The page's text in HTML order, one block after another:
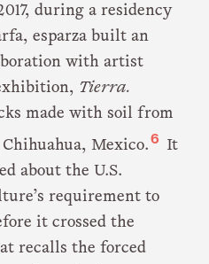
during a residency
esparza built an
with artist
Tierra.
made with soil from
Mexico.6 It
about the U.S.
requirement to
it crossed the
recalls the forced